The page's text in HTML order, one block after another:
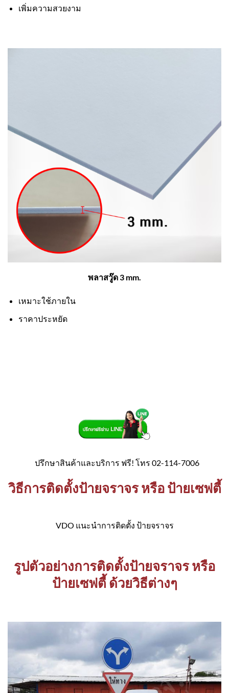
เพิ่มความสวยงาม
พลาสวู๊ด 3 mm.
เหมาะใช้ภายใน
ราคาประหยัด
ปรึกษาสินค้าและบริการ ฟรี! โทร 02-114-7006
วิธีการติดตั้งป้ายจราจร หรือ ป้ายเซฟตี้
VDO แนะนำการติดตั้ง ป้ายจราจร
รูปตัวอย่างการติดตั้งป้ายจราจร หรือ
ป้ายเซฟตี้ ด้วยวิธีต่างๆ